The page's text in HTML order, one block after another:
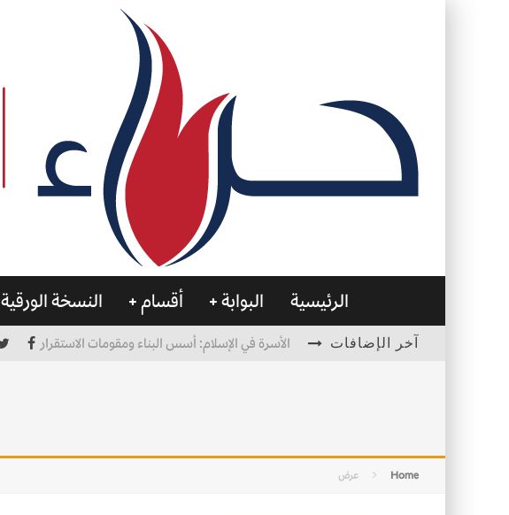
الرئيسية البوابة أقسام النسخة الورقية
آخر الإضافات الأسرة في الإسلام: أسس البناء ومقومات الاستقرار
Home عرض